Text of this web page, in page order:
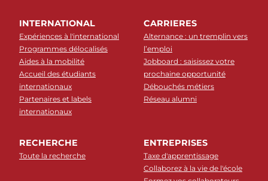
INTERNATIONAL
Expériences à l'international
Programmes délocalisés
Aides à la mobilité
Accueil des étudiants
internationaux
Partenaires et labels
internationaux
CARRIERES
Alternance : un tremplin vers
l’emploi
Jobboard : saisissez votre
prochaine opportunité
Débouchés métiers
Réseau alumni
RECHERCHE
Toute la recherche
ENTREPRISES
Taxe d'apprentissage
Collaborez à la vie de l'école